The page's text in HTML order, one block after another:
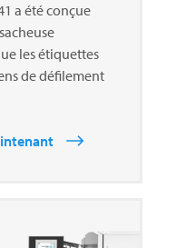
a été conçue
les étiquettes
de défilement